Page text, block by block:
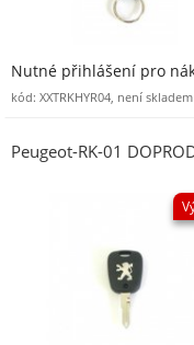
Nutné přihlášení pro
kód: XXTRKHYR04, není skladem
Peugeot-RK-01